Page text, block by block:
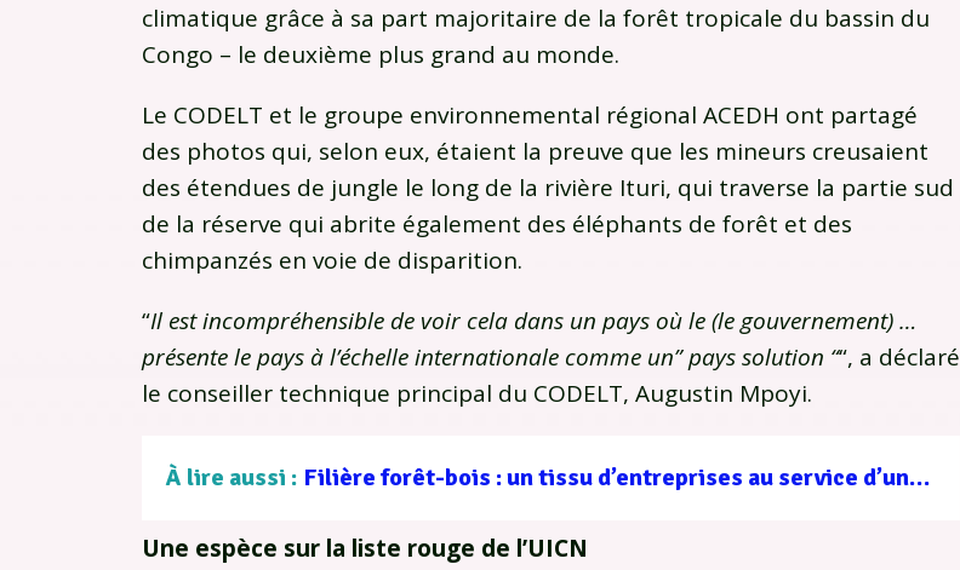
climatique grâce à sa part majoritaire de la forêt tropicale du bassin du
Congo – le deuxième plus grand au monde.
Le CODELT et le groupe environnemental régional ACEDH ont partagé
des photos qui, selon eux, étaient la preuve que les mineurs creusaient
des étendues de jungle le long de la rivière Ituri, qui traverse la partie sud
de la réserve qui abrite également des éléphants de forêt et des
chimpanzés en voie de disparition.
“Il est incompréhensible de voir cela dans un pays où le (le gouvernement) …
présente le pays à l’échelle internationale comme un” pays solution ““, a déclaré
le conseiller technique principal du CODELT, Augustin Mpoyi.
À lire aussi : Filière forêt-bois : un tissu d’entreprises au service d’une gestion durable
Une espèce sur la liste rouge de l’UICN